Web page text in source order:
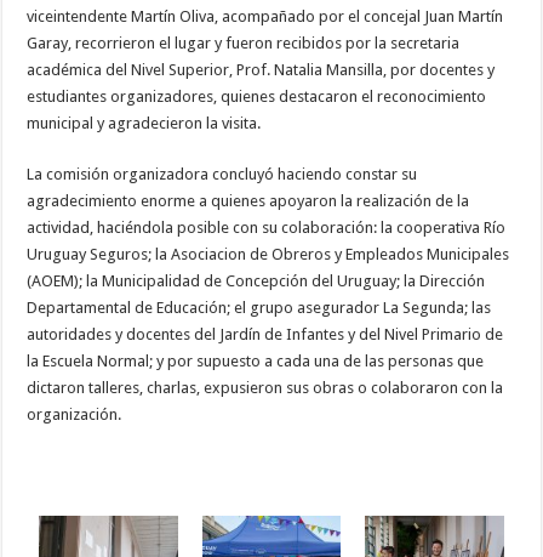
viceintendente Martín Oliva, acompañado por el concejal Juan Martín
Garay, recorrieron el lugar y fueron recibidos por la secretaria
académica del Nivel Superior, Prof. Natalia Mansilla, por docentes y
estudiantes organizadores, quienes destacaron el reconocimiento
municipal y agradecieron la visita.
La comisión organizadora concluyó haciendo constar su
agradecimiento enorme a quienes apoyaron la realización de la
actividad, haciéndola posible con su colaboración: la cooperativa Río
Uruguay Seguros; la Asociacion de Obreros y Empleados Municipales
(AOEM); la Municipalidad de Concepción del Uruguay; la Dirección
Departamental de Educación; el grupo asegurador La Segunda; las
autoridades y docentes del Jardín de Infantes y del Nivel Primario de
la Escuela Normal; y por supuesto a cada una de las personas que
dictaron talleres, charlas, expusieron sus obras o colaboraron con la
organización.